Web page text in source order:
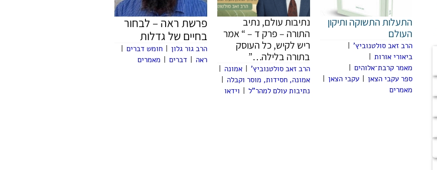
התעלות התשוקה ותיקון
העולם
הרב זאב סולטנוביץ' |
ביאורי אורות |
מאמר קרבת־אלוהים |
ספר עקבי הצאן | עקבי הצאן |
מאמרים
נתיבות עולם, נתיב
התורה – פרק ד – “ אמר
ריש לקיש, כל העוסק
בתורה בלילה…”
הרב זאב סולטנוביץ' | אמונה |
אמונה, חסידות, מוסר וקבלה |
נתיבות עולם למהר"ל | וידאו
פרשת ראה – לבחור
בחיים של גדלות
הרב גור גלון | חומש דברים |
ראה | דברים | מאמרים